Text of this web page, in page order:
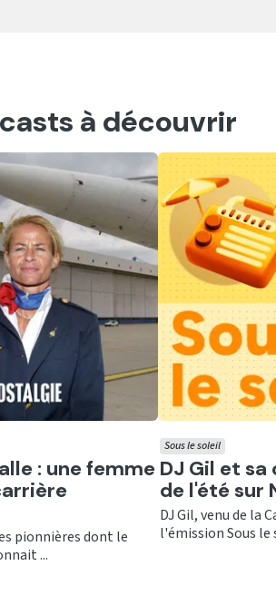
à découvrir
: une femme
pionnières dont le
...
Ecouter
DJ Gil et
de l'été sur
Sous le soleil
DJ Gil, venu de la
l'émission Sous le